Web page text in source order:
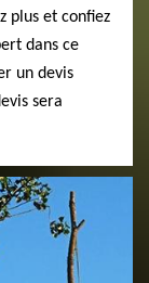
plus et confiez
dans ce
un devis
sera